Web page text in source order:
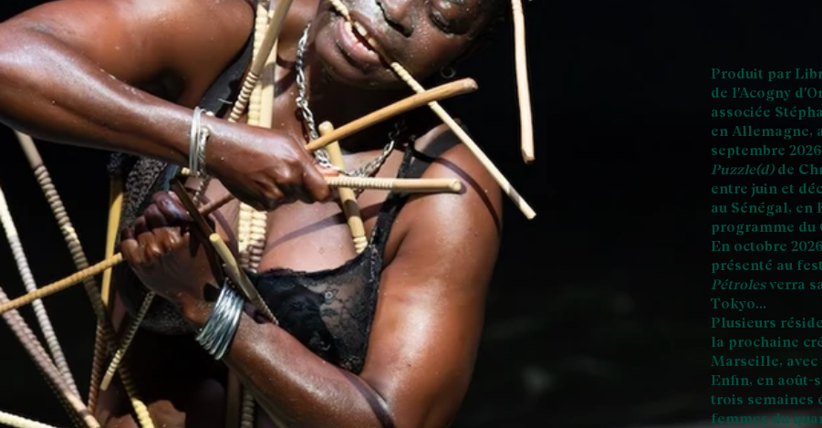
Produit par
de l'Acogny
associée
en Allemagne,
septembre
Puzzle(d) de
entre juin et
au Sénégal, en
programme du
En octobre
présenté au
Pétrolesverra
Tokyo…
Plusieurs
la prochaine
Marseille,
Enfin, en août-
trois semaines
femmes du